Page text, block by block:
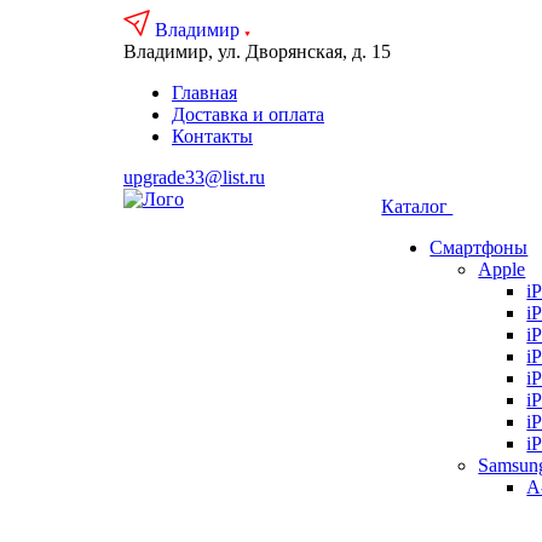
Владимир
Владимир, ул. Дворянская, д. 15
Главная
Доставка и оплата
Контакты
upgrade33@list.ru
Каталог
Смартфоны
Apple